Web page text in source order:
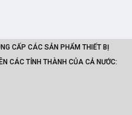
CẤP CÁC SẢN PHẨM THIẾT BỊ
CÁC TỈNH THÀNH CỦA CẢ NƯỚC: